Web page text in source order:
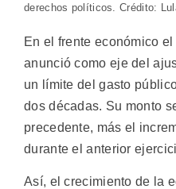
derechos políticos. Crédito:
En el frente económico
anunció como eje del
un límite del gasto
dos décadas. Su monto
precedente, más el
durante el anterior
Así, el crecimiento de la